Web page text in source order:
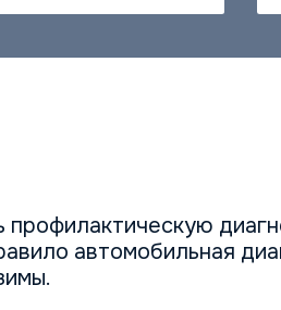
автомобильная